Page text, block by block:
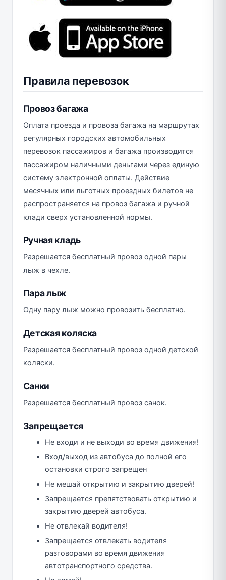
Правила перевозок
Провоз багажа
Оплата проезда и провоза багажа на маршрутах
регулярных городских автомобильных
перевозок пассажиров и багажа производится
пассажиром наличными деньгами через единую
систему электронной оплаты. Действие
месячных или льготных проездных билетов не
распространяется на провоз багажа и ручной
клади сверх установленной нормы.
Ручная кладь
Разрешается бесплатный провоз одной пары
лыж в чехле.
Пара лыж
Одну пару лыж можно провозить бесплатно.
Детская коляска
Разрешается бесплатный провоз одной детской
коляски.
Санки
Разрешается бесплатный провоз санок.
Запрещается
Не входи и не выходи во время движения!
Вход/выход из автобуса до полной его
остановки строго запрещен
Не мешай открытию и закрытию дверей!
Запрещается препятствовать открытию и
закрытию дверей автобуса.
Не отвлекай водителя!
Запрещается отвлекать водителя
разговорами во время движения
автотранспортного средства.